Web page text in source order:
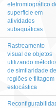
eletromiográfico
superfície em
atividades
subaquáticas
Rastreamento
visual de objetos
utilizando
de similaridade de
regiões e filtagem
estocástica